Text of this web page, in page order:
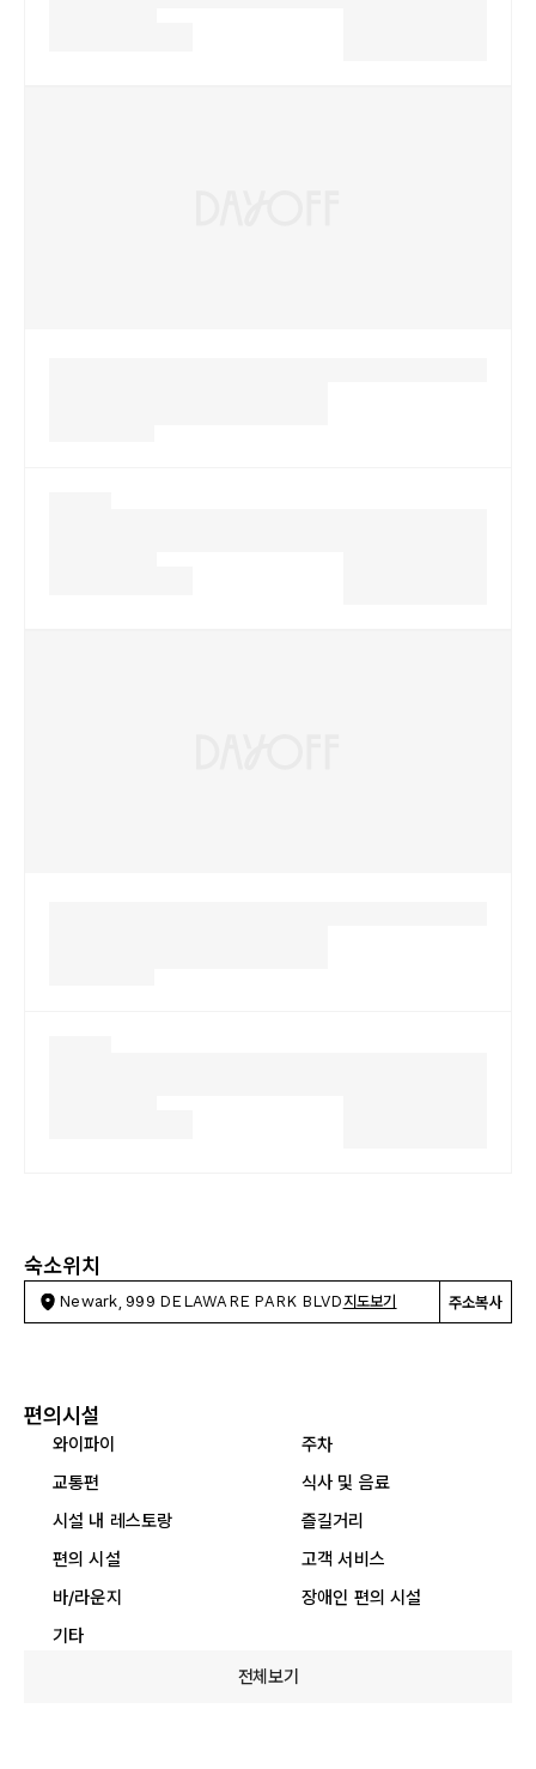
숙소위치
Newark, 999 DELAWARE PARK BLVD 지도보기 주소복사
편의시설
와이파이
주차
교통편
식사 및 음료
시설 내 레스토랑
즐길거리
편의 시설
고객 서비스
바/라운지
장애인 편의 시설
기타
전체보기